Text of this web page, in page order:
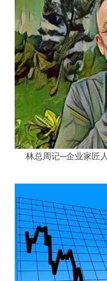
林总周记─企业家匠